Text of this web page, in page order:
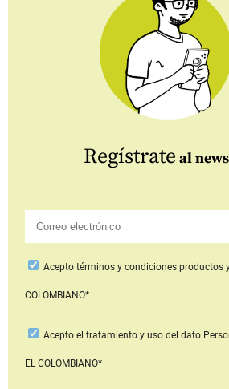
Regístrate al
Aceptotérminos y condiciones productos
COLOMBIANO*
Acepto el tratamiento y uso del dato
EL COLOMBIANO*